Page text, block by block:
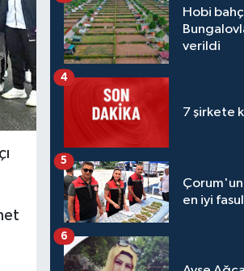
Hobi
verildi
7 şirkete
4
en iyi
5
6